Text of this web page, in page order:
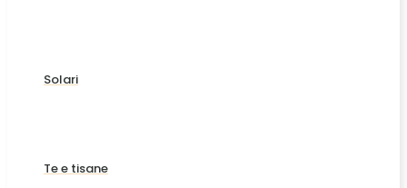
Solari
Te e tisane